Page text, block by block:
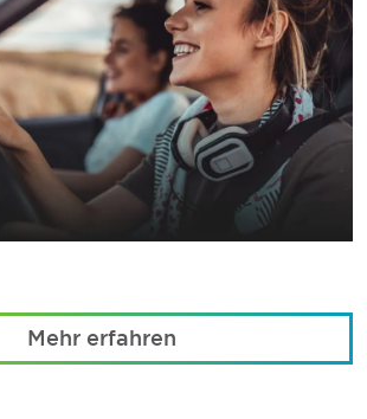
Mehr erfahren